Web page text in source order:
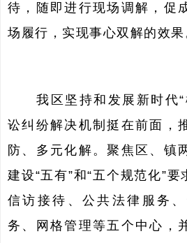
待，随即进行现场调解，促
场履行，实现事心双解的效果
我区坚持和发展新时代“
讼纠纷解决机制挺在前面，
防、多元化解。聚焦区、镇
建设“五有”和“五个规范化”
信访接待、公共法律服务
务、网格管理等五个中心，